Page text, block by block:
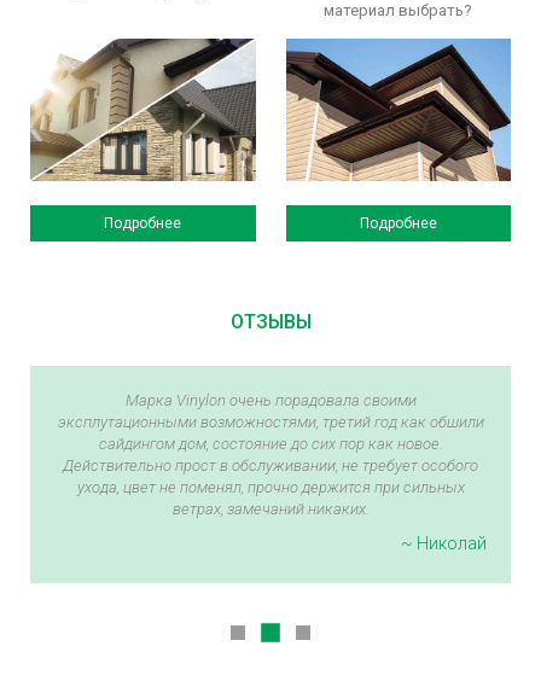
Подробнее
материал выбрать?
Подробнее
ОТЗЫВЫ
Марка Vinylon очень порадовала своими
эксплутационными возможностями, третий год как обшили
сайдингом дом, состояние до сих пор как новое.
Действительно прост в обслуживании, не требует особого
ухода, цвет не поменял, прочно держится при сильных
ветрах, замечаний никаких.
~ Николай